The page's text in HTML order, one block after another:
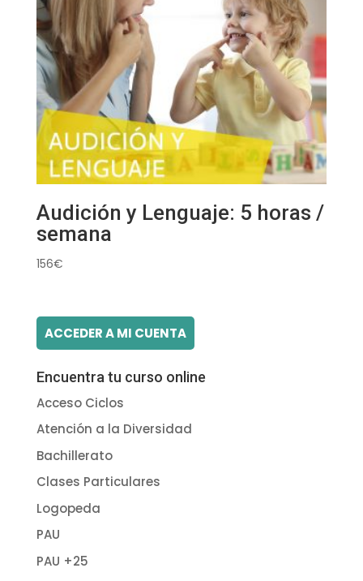
Audición y Lenguaje: 5 horas /
semana
156€
ACCEDER A MI CUENTA
Encuentra tu curso online
Acceso Ciclos
Atención a la Diversidad
Bachillerato
Clases Particulares
Logopeda
PAU
PAU +25